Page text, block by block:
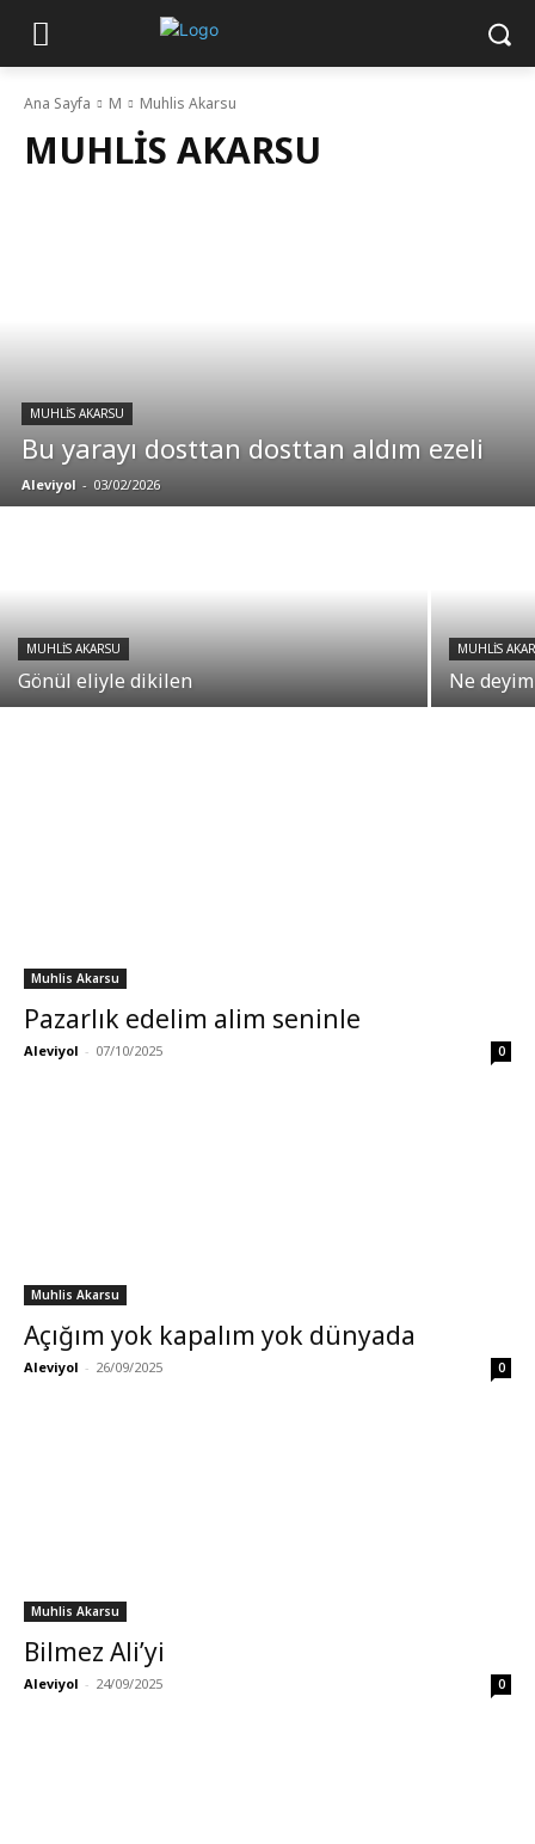
Ana Sayfa M Muhlis Akarsu
MUHLIS AKARSU
MUHLIS AKARSU
Bu yarayı dosttan dosttan aldım ezeli
Aleviyol - 03/02/2026
MUHLIS AKARSU
Gönül eliyle dikilen
MUHLIS
Ne
Muhlis Akarsu
Pazarlık edelim alim seninle
Aleviyol - 07/10/2025 0
Muhlis Akarsu
Açığım yok kapalım yok dünyada
Aleviyol - 26/09/2025 0
Muhlis Akarsu
Bilmez Ali’yi
Aleviyol - 24/09/2025 0